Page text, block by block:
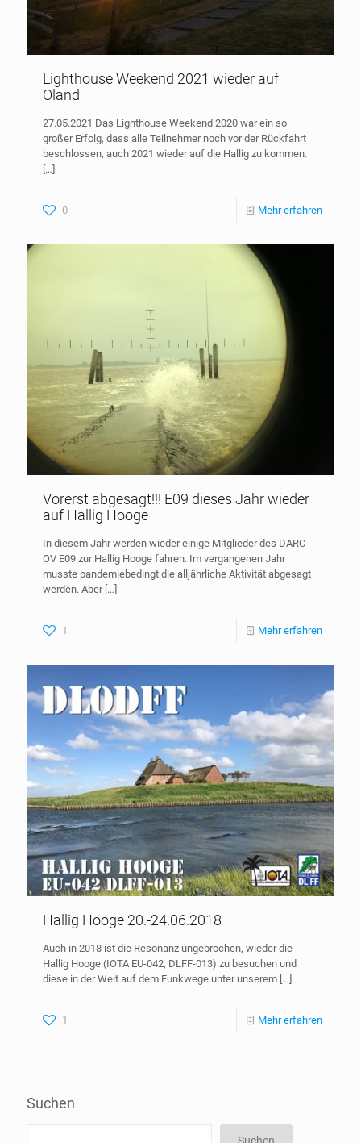
Lighthouse Weekend 2021 wieder auf
Oland
27.05.2021 Das Lighthouse Weekend 2020 war ein so
großer Erfolg, dass alle Teilnehmer noch vor der Rückfahrt
beschlossen, auch 2021 wieder auf die Hallig zu kommen.
[…]
0 Mehr erfahren
Vorerst abgesagt!!! E09 dieses Jahr wieder
auf Hallig Hooge
In diesem Jahr werden wieder einige Mitglieder des DARC
OV E09 zur Hallig Hooge fahren. Im vergangenen Jahr
musste pandemiebedingt die alljährliche Aktivität abgesagt
werden. Aber[…]
1 Mehr erfahren
Hallig Hooge 20.-24.06.2018
Auch in 2018 ist die Resonanz ungebrochen, wieder die
Hallig Hooge (IOTA EU-042, DLFF-013) zu besuchen und
diese in der Welt auf dem Funkwege unter unserem […]
1 Mehr erfahren
Suchen
Suchen